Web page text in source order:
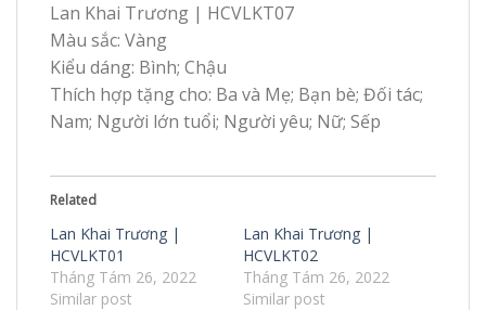
Lan Khai Trương | HCVLKT07
Màu sắc: Vàng
Kiểu dáng: Bình; Chậu
Thích hợp tặng cho: Ba và Mẹ; Bạn bè; Đối tác;
Nam; Người lớn tuổi; Người yêu; Nữ; Sếp
Related
Lan Khai Trương |
HCVLKT01
Tháng Tám 26, 2022
Similar post
Lan Khai Trương |
HCVLKT02
Tháng Tám 26, 2022
Similar post